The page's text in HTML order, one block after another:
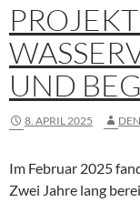
UND
8. APRIL 2025
Im Februar 2025
Zwei Jahre lang